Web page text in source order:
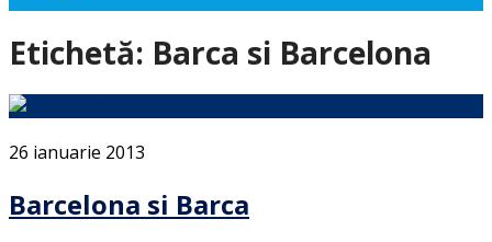
Etichetă: Barca si Barcelona
26 ianuarie 2013
Barcelona si Barca